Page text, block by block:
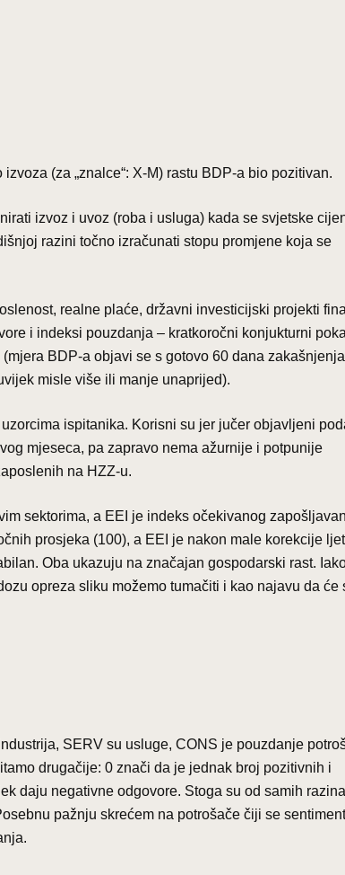
(za „znalce“: X-M) rastu BDP-a bio pozitivan.
izvoz i uvoz (roba i usluga) kada se svjetske
razini točno izračunati stopu promjene koja se
realne plaće, državni investicijski projekti
i indeksi pouzdanja – kratkoročni konjukturni
BDP-a objavi se s gotovo 60 dana
misle više ili manje unaprijed).
ispitanika. Korisni su jer jučer objavljeni
mjeseca, pa zapravo nema ažurnije i potpunije
na HZZ-u.
sektorima, a EEI je indeks očekivanog
prosjeka (100), a EEI je nakon male korekcije
Oba ukazuju na značajan gospodarski rast.
opreza sliku možemo tumačiti i kao najavu da će
SERV su usluge, CONS je pouzdanje
drugačije: 0 znači da je jednak broj pozitivnih i
daju negativne odgovore. Stoga su od samih razina
pažnju skrećem na potrošače čiji se sentiment